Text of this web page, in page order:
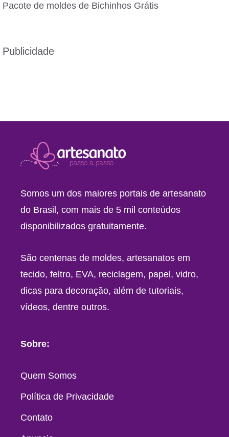
Pacote de moldes de Bichinhos Grátis
Publicidade
Somos um dos maiores portais de artesanato
do Brasil, com mais de 5 mil conteúdos
disponibilizados gratuitamente.
São centenas de moldes, artesanatos em
tecido, feltro, EVA, reciclagem, papel, vidro,
dicas para decoração, além de tutoriais,
vídeos, dentre outros.
Sobre:
Quem Somos
Política de Privacidade
Contato